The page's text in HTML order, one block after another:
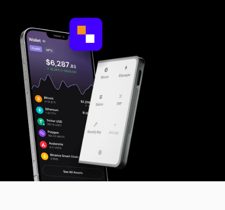
Wallets physiques
Bundles et packs
Accessoires
Solutions de récupération
Éditions limitées
Voir tout
Comparer les signers Ledger